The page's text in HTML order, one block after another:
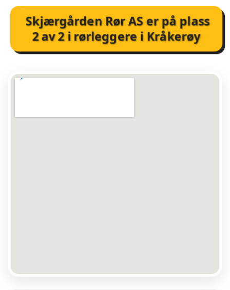
Skjærgården Rør ASer på plass
2av2 irørleggere i Kråkerøy